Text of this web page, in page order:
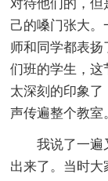
对待他们的，但
己的嗓门张大
师和同学都表
们班的学生，
太深刻的印象
声传遍整个教室
我说了一遍又
出来了。当时